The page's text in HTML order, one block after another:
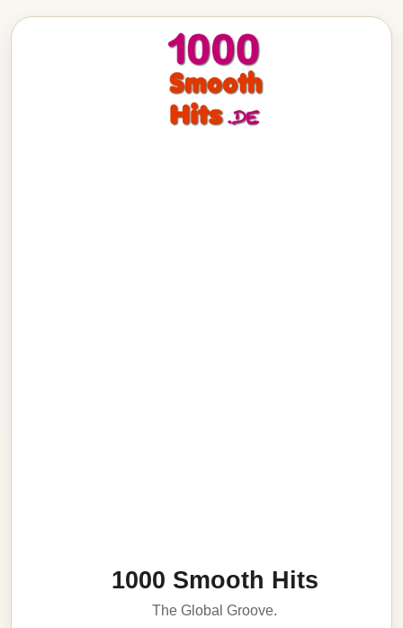
1000 Smooth Hits
The Global Groove.